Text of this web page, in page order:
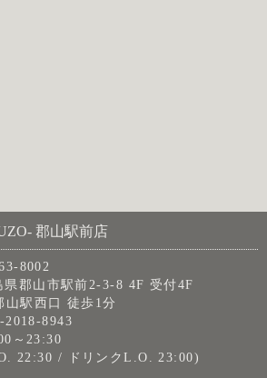
郡山駅前店
8002
県郡山市駅前2-3-8 4F 受付4F
山駅西口 徒歩1分
2018-8943
～23:30
22:30 / ドリンクL.O. 23:00)